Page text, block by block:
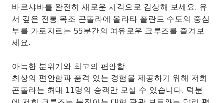
바르샤바를 완전히 새로운 시각으로 감상해 보세요. 유
서 깊은 전통 목조 곤돌라에 올라타 폴란드 수도의 중심
부를 가로지르는 55분간의 여유로운 크루즈를 즐겨보
세요.
아늑한 분위기와 최고의 편안함
최상의 편안함과 품격 있는 경험을 제공하기 위해 저희
곤돌라는 최대 11명의 승객만 모실 수 있습니다. 덕분